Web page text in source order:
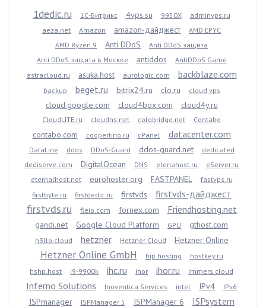
1dedic.ru 1С-Битрикс 4vps.su 9950X
adminvps.ru
aeza.net
Amazon amazon-дайджест
AMD EPYC
AMD Ryzen 9
Anti DDoS
Anti DDoS защита
Anti DDoS защита в Москве
antiddos
AntiDDoS Game
astracloud.ru
asuka.host aurologic.com backblaze.com
backup beget.ru bitrix24.ru clo.ru cloud vps
cloud.google.com cloud4box.com cloud4y.ru
CloudLITE.ru cloudns.net colobridge.net Contabo
contabo.com coopertino.ru cPanel datacenter.com
DataLine ddos DDoS-Guard ddos-guard.net
dedicated
dediserve.com
DigitalOcean DNS elenahost.ru
eServer.ru
eternalhost.net
eurohoster.org FASTPANEL
fastvps.ru
firstbyte.ru
firstdedic.ru firstvds firstvds-дайджест
firstvds.ru fleio.com fornex.com Friendhosting.net
gandi.net Google Cloud Platform GPU gthost.com
h3llo.cloud hetzner Hetzner Cloud Hetzner Online
Hetzner Online GmbH hip.hosting
hostkey.ru
hshp.host
i9-9900k ihc.ru ihor ihor.ru immers.cloud
Inferno Solutions Inoventica Services intel IPv4 IPv6
ISPmanager ISPManager 5 ISPManager 6 ISPsystem